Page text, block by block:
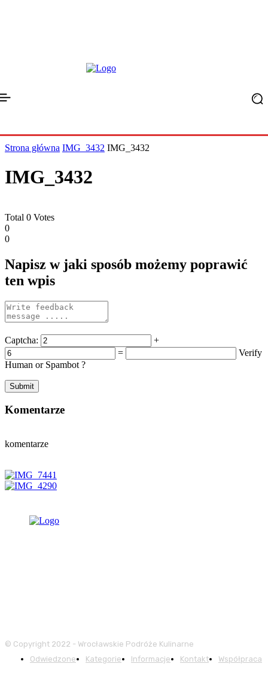
Strona główna IMG_3432 IMG_3432
IMG_3432
Total 0 Votes
0
0
Napisz w jaki sposób możemy poprawić
ten wpis
Captcha:
+
=
Verify
Human or Spambot ?
Komentarze
komentarze
© Copyright 2022 - Wrocławskie Podróże Kulinarne
Odwiedzone
Kategorie Informacje Kontakt Współpraca